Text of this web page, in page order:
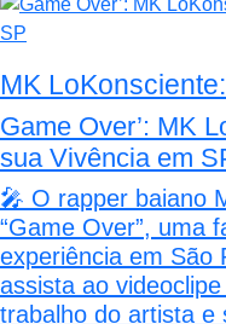
MK
Game Over’: MK
sua Vivência em
🎤 O rapper baiano
“Game Over”, uma
experiência em São
assista ao
trabalho do artista e